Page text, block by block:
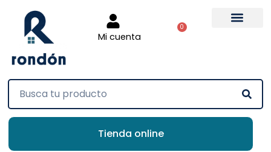
Mi cuenta
0
Tienda online